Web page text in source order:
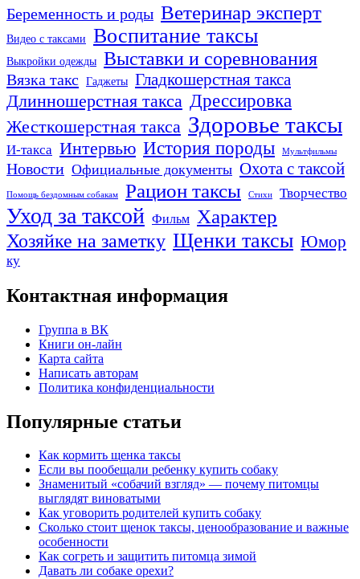
Беременность и роды Ветеринар эксперт
Видео с таксами Воспитание таксы
Выкройки одежды Выставки и соревнования
Вязка такс Гаджеты Гладкошерстная такса
Длинношерстная такса Дрессировка
Жесткошерстная такса Здоровье таксы
И-такса Интервью История породы Мультфильмы
Новости Официальные документы Охота с таксой
Помощь бездомным собакам Рацион таксы Стихи Творчество
Уход за таксой Фильм Характер
Хозяйке на заметку Щенки таксы Юмор
ку
Контактная информация
Группа в ВК
Книги он-лайн
Карта сайта
Написать авторам
Политика конфиденциальности
Популярные статьи
Как кормить щенка таксы
Если вы пообещали ребенку купить собаку
Знаменитый «собачий взгляд» — почему питомцы
выглядят виноватыми
Как уговорить родителей купить собаку
Сколько стоит щенок таксы, ценообразование и важные
особенности
Как согреть и защитить питомца зимой
Давать ли собаке орехи?